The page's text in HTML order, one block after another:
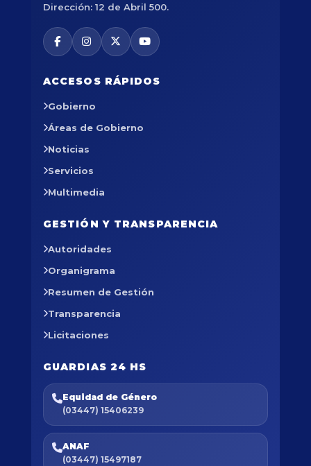
Dirección: 12 de Abril 500.
ACCESOS RÁPIDOS
Gobierno
Áreas de Gobierno
Noticias
Servicios
Multimedia
GESTIÓN Y TRANSPARENCIA
Autoridades
Organigrama
Resumen de Gestión
Transparencia
Licitaciones
GUARDIAS 24 HS
Equidad de Género
(03447) 15406239
ANAF
(03447) 15497187